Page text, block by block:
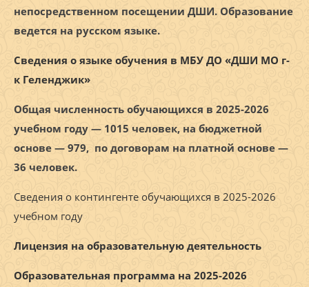
непосредственном посещении ДШИ. Образование
ведется на русском языке.
Сведения о языке обучения в МБУ ДО «ДШИ МО г-
к Геленджик»
Общая численность обучающихся в 2025-2026
учебном году — 1015 человек, на бюджетной
основе — 979, по договорам на платной основе —
36 человек.
Сведения о контингенте обучающихся в 2025-2026
учебном году
Лицензия на образовательную деятельность
Образовательная программа на 2025-2026